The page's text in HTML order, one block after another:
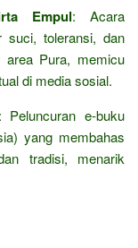
Empul: Acara
suci, toleransi, dan
area Pura, memicu
di media sosial.
Peluncuran e-buku
yang membahas
tradisi, menarik